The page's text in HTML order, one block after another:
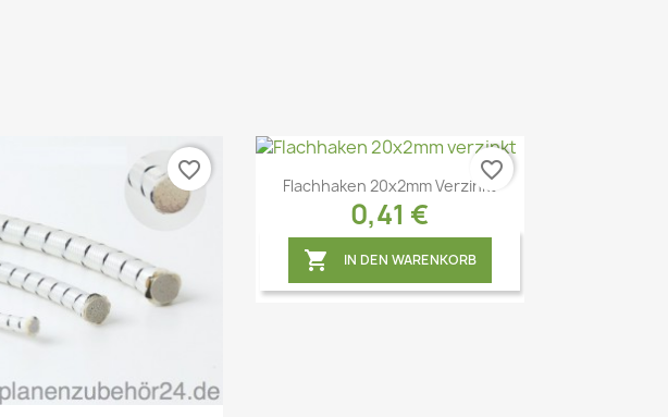
favorite_border
Flachhaken 20x2mm Verzinkt
0,41 €
 IN DEN WARENKORB
favorite_border